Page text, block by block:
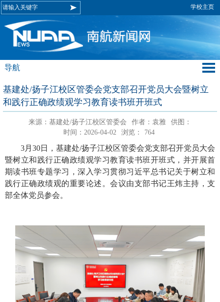
学校主页
导航
基建处/扬子江校区管委会党支部召开党员大会暨树立
和践行正确政绩观学习教育读书班开班式
来源：基建处/扬子江校区管委会 作者：袁雅
供图：
时间：2026-04-02
浏览： 764
3月30日，基建处/扬子江校区管委会党支部召开党员大会
暨树立和践行正确政绩观学习教育读书班开班式，并开展首
期读书班专题学习，深入学习贯彻习近平总书记关于树立和
践行正确政绩观的重要论述。会议由支部书记王炜主持，支
部全体党员参会。